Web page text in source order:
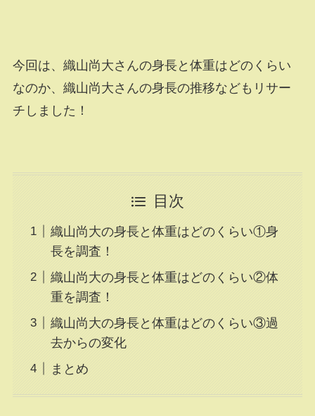
今回は、織山尚大さんの身長と体重はどのくらい
なのか、織山尚大さんの身長の推移などもリサー
チしました！
目次
織山尚大の身長と体重はどのくらい①身
長を調査！
織山尚大の身長と体重はどのくらい②体
重を調査！
織山尚大の身長と体重はどのくらい③過
去からの変化
まとめ